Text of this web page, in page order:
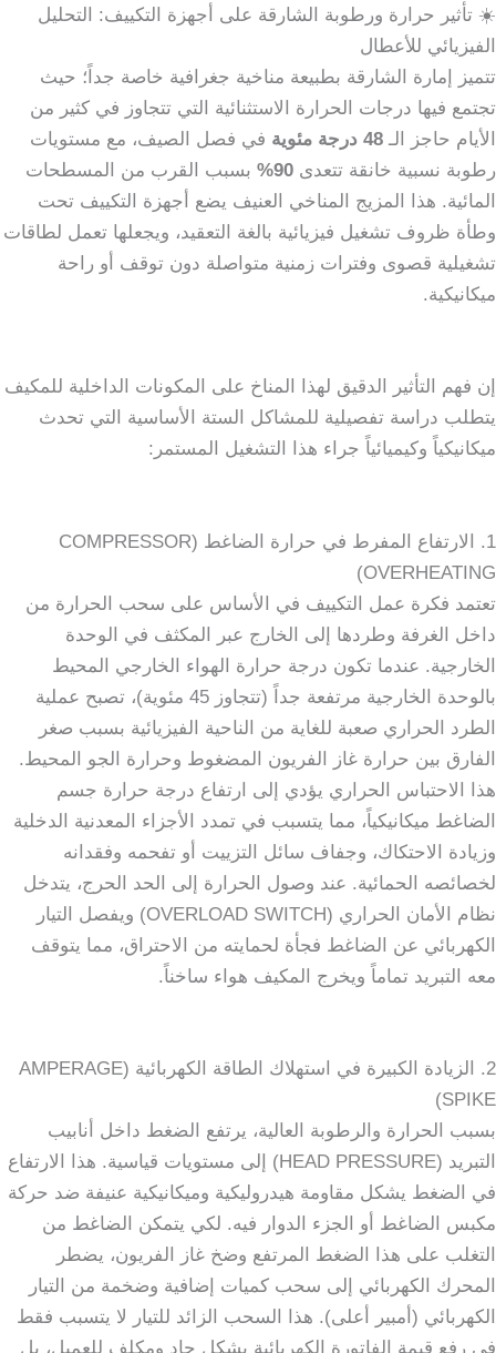
☀️ تأثير حرارة ورطوبة الشارقة على أجهزة التكييف: التحليل
الفيزيائي للأعطال
تتميز إمارة الشارقة بطبيعة مناخية جغرافية خاصة جداً؛ حيث
تجتمع فيها درجات الحرارة الاستثنائية التي تتجاوز في كثير من
الأيام حاجز الـ 48 درجة مئوية
في فصل الصيف، مع مستويات
رطوبة نسبية خانقة تتعدى 90%
بسبب القرب من المسطحات
المائية. هذا المزيج المناخي العنيف يضع أجهزة التكييف تحت
وطأة ظروف تشغيل فيزيائية بالغة التعقيد، ويجعلها تعمل لطاقات
تشغيلية قصوى وفترات زمنية متواصلة دون توقف أو راحة
ميكانيكية.
إن فهم التأثير الدقيق لهذا المناخ على المكونات الداخلية للمكيف
يتطلب دراسة تفصيلية للمشاكل الستة الأساسية التي تحدث
ميكانيكياً وكيميائياً جراء هذا التشغيل المستمر:
1. الارتفاع المفرط في حرارة الضاغط (COMPRESSOR
OVERHEATING)
تعتمد فكرة عمل التكييف في الأساس على سحب الحرارة من
داخل الغرفة وطردها إلى الخارج عبر المكثف في الوحدة
الخارجية. عندما تكون درجة حرارة الهواء الخارجي المحيط
بالوحدة الخارجية مرتفعة جداً (تتجاوز 45 مئوية)، تصبح عملية
الطرد الحراري صعبة للغاية من الناحية الفيزيائية بسبب صغر
الفارق بين حرارة غاز الفريون المضغوط وحرارة الجو المحيط.
هذا الاحتباس الحراري يؤدي إلى ارتفاع درجة حرارة جسم
الضاغط ميكانيكياً، مما يتسبب في تمدد الأجزاء المعدنية الدخلية
وزيادة الاحتكاك، وجفاف سائل التزييت أو تفحمه وفقدانه
لخصائصه الحمائية. عند وصول الحرارة إلى الحد الحرج، يتدخل
نظام الأمان الحراري (OVERLOAD SWITCH) ويفصل التيار
الكهربائي عن الضاغط فجأة لحمايته من الاحتراق، مما يتوقف
معه التبريد تماماً ويخرج المكيف هواء ساخناً.
2. الزيادة الكبيرة في استهلاك الطاقة الكهربائية (AMPERAGE
SPIKE)
بسبب الحرارة والرطوبة العالية، يرتفع الضغط داخل أنابيب
التبريد (HEAD PRESSURE) إلى مستويات قياسية. هذا الارتفاع
في الضغط يشكل مقاومة هيدروليكية وميكانيكية عنيفة ضد حركة
مكبس الضاغط أو الجزء الدوار فيه. لكي يتمكن الضاغط من
التغلب على هذا الضغط المرتفع وضخ غاز الفريون، يضطر
المحرك الكهربائي إلى سحب كميات إضافية وضخمة من التيار
الكهربائي (أمبير أعلى). هذا السحب الزائد للتيار لا يتسبب فقط
في رفع قيمة الفاتورة الكهربائية بشكل حاد ومكلف للعميل، بل